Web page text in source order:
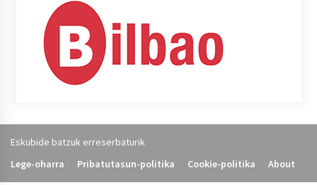
Eskubide batzuk erreserbaturik
Lege-oharra
Pribatutasun-politika Cookie-politika About